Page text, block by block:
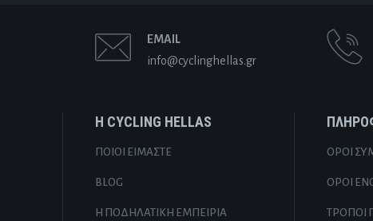
EMAIL
info@cyclinghellas.gr
Η CYCLING HELLAS
ΠΟΙΟΙ ΕΊΜΑΣΤΕ
BLOG
Η ΠΟΔΗΛΑΤΙΚΉ ΕΜΠΕΙΡΊΑ
ΌΡΟΙ
ΌΡΟΙ
ΤΡΌΠΟΙ